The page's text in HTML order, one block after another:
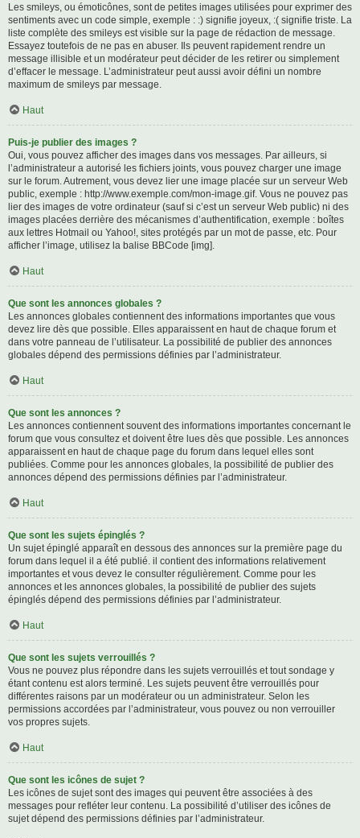
Les smileys, ou émoticônes, sont de petites images utilisées pour exprimer des
sentiments avec un code simple, exemple : :) signifie joyeux, :( signifie triste. La
liste complète des smileys est visible sur la page de rédaction de message.
Essayez toutefois de ne pas en abuser. Ils peuvent rapidement rendre un
message illisible et un modérateur peut décider de les retirer ou simplement
d’effacer le message. L’administrateur peut aussi avoir défini un nombre
maximum de smileys par message.
Haut
Puis-je publier des images ?
Oui, vous pouvez afficher des images dans vos messages. Par ailleurs, si
l’administrateur a autorisé les fichiers joints, vous pouvez charger une image
sur le forum. Autrement, vous devez lier une image placée sur un serveur Web
public, exemple : http://www.exemple.com/mon-image.gif. Vous ne pouvez pas
lier des images de votre ordinateur (sauf si c’est un serveur Web public) ni des
images placées derrière des mécanismes d’authentification, exemple : boîtes
aux lettres Hotmail ou Yahoo!, sites protégés par un mot de passe, etc. Pour
afficher l’image, utilisez la balise BBCode [img].
Haut
Que sont les annonces globales ?
Les annonces globales contiennent des informations importantes que vous
devez lire dès que possible. Elles apparaissent en haut de chaque forum et
dans votre panneau de l’utilisateur. La possibilité de publier des annonces
globales dépend des permissions définies par l’administrateur.
Haut
Que sont les annonces ?
Les annonces contiennent souvent des informations importantes concernant le
forum que vous consultez et doivent être lues dès que possible. Les annonces
apparaissent en haut de chaque page du forum dans lequel elles sont
publiées. Comme pour les annonces globales, la possibilité de publier des
annonces dépend des permissions définies par l’administrateur.
Haut
Que sont les sujets épinglés ?
Un sujet épinglé apparaît en dessous des annonces sur la première page du
forum dans lequel il a été publié. il contient des informations relativement
importantes et vous devez le consulter régulièrement. Comme pour les
annonces et les annonces globales, la possibilité de publier des sujets
épinglés dépend des permissions définies par l’administrateur.
Haut
Que sont les sujets verrouillés ?
Vous ne pouvez plus répondre dans les sujets verrouillés et tout sondage y
étant contenu est alors terminé. Les sujets peuvent être verrouillés pour
différentes raisons par un modérateur ou un administrateur. Selon les
permissions accordées par l’administrateur, vous pouvez ou non verrouiller
vos propres sujets.
Haut
Que sont les icônes de sujet ?
Les icônes de sujet sont des images qui peuvent être associées à des
messages pour refléter leur contenu. La possibilité d’utiliser des icônes de
sujet dépend des permissions définies par l’administrateur.